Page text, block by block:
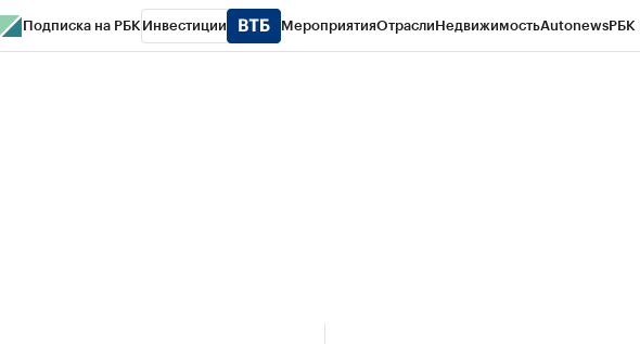
Подписка на РБК Инвестиции МероприятияОтраслиНедвижимостьAutonewsРБК